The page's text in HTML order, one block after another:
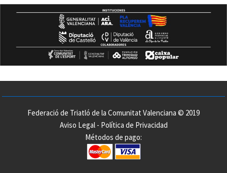
Federació de Triatló de la Comunitat Valenciana © 2019
Aviso Legal- Política de Privacidad
Métodos de pago: